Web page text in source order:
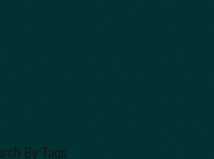
By Tags